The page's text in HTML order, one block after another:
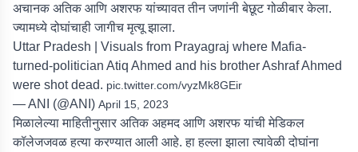
अचानक अतिक आणि अशरफ यांच्यावत तीन जणांनी बेछूट गोळीबार केला.
ज्यामध्ये दोघांचाही जागीच मृत्यू झाला.
Uttar Pradesh | Visuals from Prayagraj where Mafia-
turned-politician Atiq Ahmed and his brother Ashraf Ahmed
were shot dead. pic.twitter.com/vyzMk8GEir
— ANI (@ANI) April 15, 2023
मिळालेल्या माहितीनुसार अतिक अहमद आणि अशरफ यांची मेडिकल
कॉलेजजवळ हत्या करण्यात आली आहे. हा हल्ला झाला त्यावेळी दोघांना